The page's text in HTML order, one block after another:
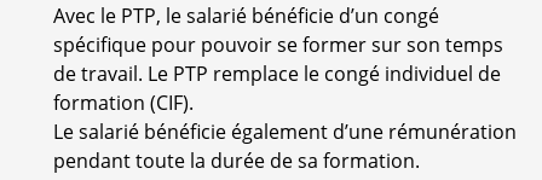
Avec le PTP, le salarié bénéficie d’un congé
spécifique pour pouvoir se former sur son temps
de travail. Le PTP remplace le congé individuel de
formation (CIF).
Le salarié bénéficie également d’une rémunération
pendant toute la durée de sa formation.